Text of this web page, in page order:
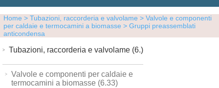
Home > Tubazioni, raccorderia e valvolame > Valvole e componenti
per caldaie e termocamini a biomasse > Gruppi preassemblati
anticondensa
Tubazioni, raccorderia e valvolame (6.)
Valvole e componenti per caldaie e
termocamini a biomasse (6.33)